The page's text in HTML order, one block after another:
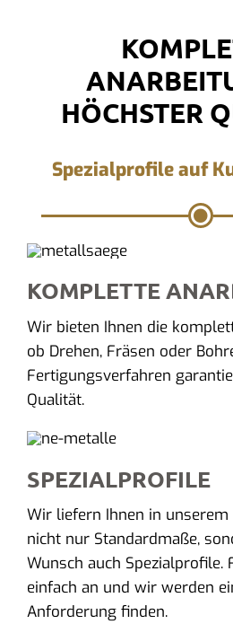
HÖCHSTER
Spezialprofile auf
KOMPLETTE
Wir bieten Ihnen die
ob Drehen, Fräsen oder
Fertigungsverfahren
Qualität.
SPEZIALPROFILE
Wir liefern Ihnen in
nicht nur Standardmaße,
Wunsch auch Spezialprofile.
einfach an und wir werden
Anforderung finden.